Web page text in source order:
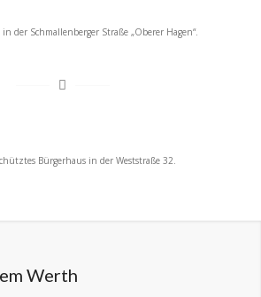
der Schmallenberger Straße „Oberer Hagen“.
Bürgerhaus in der Weststraße 32.
Werth